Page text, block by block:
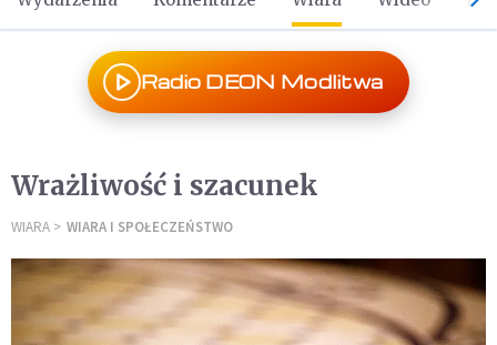
Radio DEON Modlitwa
Wrażliwość i szacunek
WIARA WIARA I SPOŁECZEŃSTWO